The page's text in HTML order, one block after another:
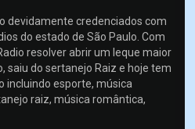
devidamente credenciados com
do estado de São Paulo. Com
resolver abrir um leque maior
saiu do sertanejo Raiz e hoje tem
incluindo esporte, música
raiz, música romântica,